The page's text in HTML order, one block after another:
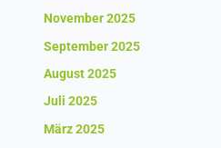
November 2025
September 2025
August 2025
Juli 2025
März 2025